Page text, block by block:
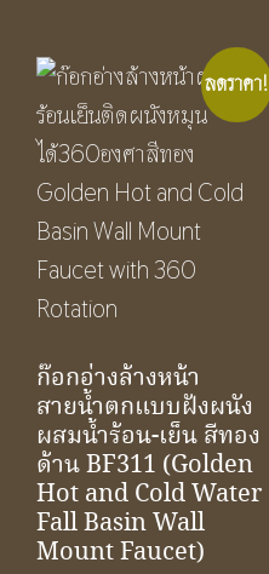
ลดราคา!
ก๊อกอ่างล้างหน้า
สายน้ำตกแบบฝังผนัง
ผสมน้ำร้อน-เย็น สีทอง
ด้าน BF311 (Golden
Hot and Cold Water
Fall Basin Wall
Mount Faucet)